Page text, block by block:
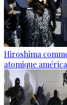
Hiroshima
atomique